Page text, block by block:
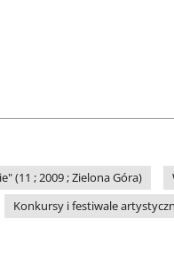
(11 ; 2009 ; Zielona Góra)
Konkursy i festiwale